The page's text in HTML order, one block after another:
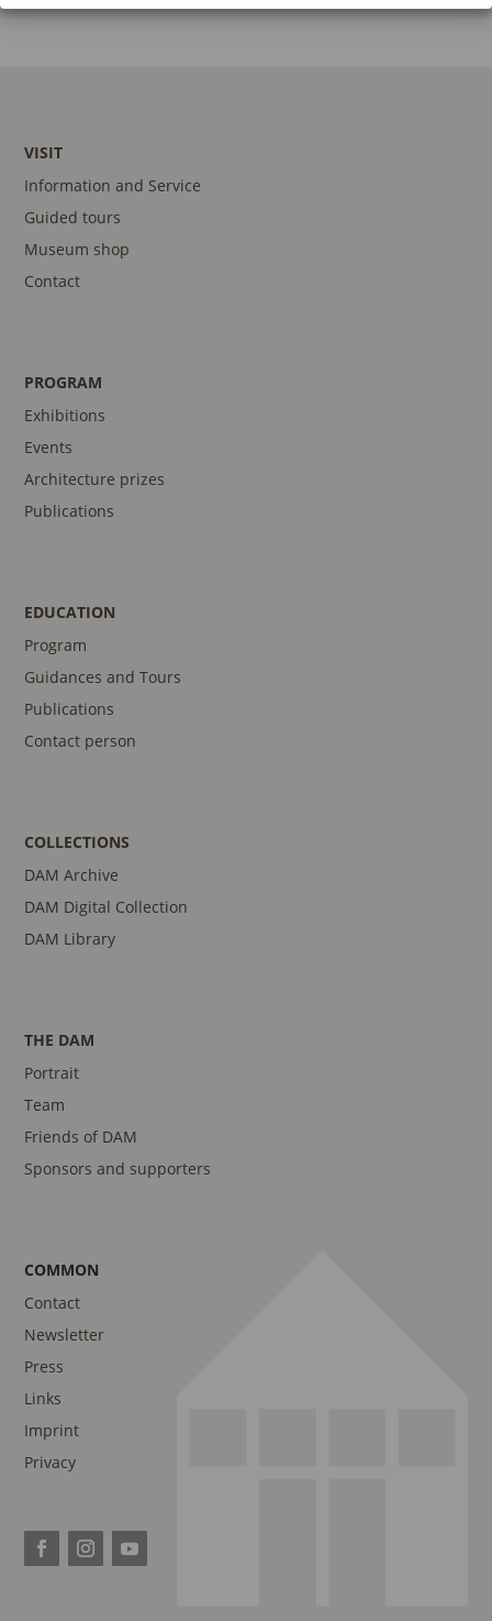
VISIT
Information and Service
Guided tours
Museum shop
Contact
PROGRAM
Exhibitions
Events
Architecture prizes
Publications
EDUCATION
Program
Guidances and Tours
Publications
Contact person
COLLECTIONS
DAM Archive
DAM Digital Collection
DAM Library
THE DAM
Portrait
Team
Friends of DAM
Sponsors and supporters
COMMON
Contact
Newsletter
Press
Links
Imprint
Privacy